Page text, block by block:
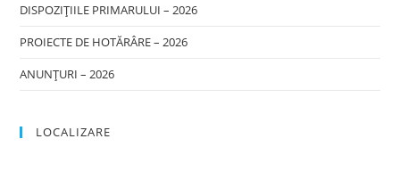
DISPOZIȚIILE PRIMARULUI – 2026
PROIECTE DE HOTĂRÂRE – 2026
ANUNȚURI – 2026
LOCALIZARE